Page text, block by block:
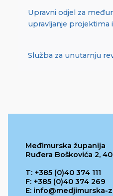
Upravni odjel za
upravljanje projektima
Služba za unutarnju
Međimurska županija
Ruđera Boškovića 2,
T: +385 (0)40 374 111
F: +385 (0)40 374 269
E: info@medjimurska-